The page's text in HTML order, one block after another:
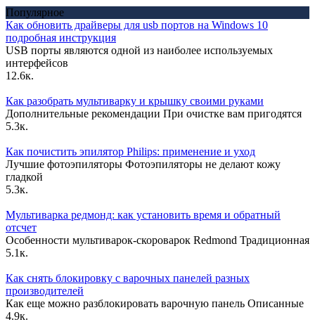
Популярное
Как обновить драйверы для usb портов на Windows 10
подробная инструкция
USB порты являются одной из наиболее используемых
интерфейсов
12.6к.
Как разобрать мультиварку и крышку своими руками
Дополнительные рекомендации При очистке вам пригодятся
5.3к.
Как почистить эпилятор Philips: применение и уход
Лучшие фотоэпиляторы Фотоэпиляторы не делают кожу
гладкой
5.3к.
Мультиварка редмонд: как установить время и обратный
отсчет
Особенности мультиварок-скороварок Redmond Традиционная
5.1к.
Как снять блокировку с варочных панелей разных
производителей
Как еще можно разблокировать варочную панель Описанные
4.9к.